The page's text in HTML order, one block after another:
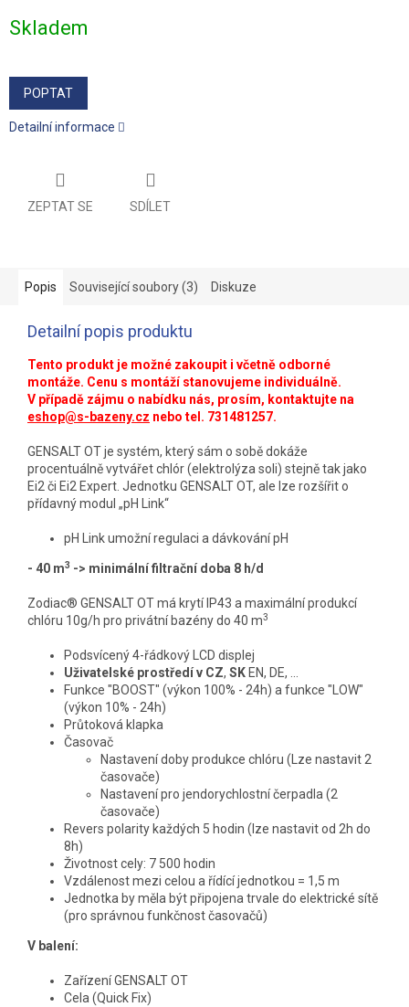
cena:
Skladem
POPTAT
Detailní informace
ZEPTAT SE SDÍLET
Popis Související soubory (3) Diskuze
Detailní popis produktu
Tento produkt je možné zakoupit i včetně odborné
montáže. Cenu s montáží stanovujeme individuálně.
V případě zájmu o nabídku nás, prosím, kontaktujte na
eshop@s-bazeny.cz nebo tel. 731481257.
GENSALT OT je systém, který sám o sobě dokáže
procentuálně vytvářet chlór (elektrolýza soli) stejně tak jako
Ei2 či Ei2 Expert. Jednotku GENSALT OT, ale lze rozšířit o
přídavný modul „pH Link“
pH Link umožní regulaci a dávkování pH
- 40 m3 -> minimální filtrační doba 8 h/d
Zodiac® GENSALT OT má krytí IP43 a maximální produkcí
chlóru 10g/h pro privátní bazény do 40 m3
Podsvícený 4-řádkový LCD displej
Uživatelské prostředí v CZ, SK EN, DE, ...
Funkce "BOOST" (výkon 100% - 24h) a funkce "LOW"
(výkon 10% - 24h)
Průtoková klapka
Časovač
Nastavení doby produkce chlóru (Lze nastavit 2
časovače)
Nastavení pro jendorychlostní čerpadla (2
časovače)
Revers polarity každých 5 hodin (lze nastavit od 2h do
8h)
Životnost cely: 7 500 hodin
Vzdálenost mezi celou a řídící jednotkou = 1,5 m
Jednotka by měla být připojena trvale do elektrické sítě
(pro správnou funkčnost časovačů)
V balení:
Zařízení GENSALT OT
Cela (Quick Fix)